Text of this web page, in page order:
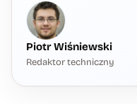
Piotr Wiśniewski
Redaktor techniczny